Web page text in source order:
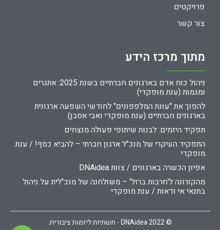
פרויקטים
צור קשר
מתוך מרכז הידע
ניהול כוח אדם בארגונים חברתיים בשנת 2025: אתגרים
ומגמות (ענת מופקדי)
להפוך את "עונת המלפפונים" לחודשי השפעה ארגונית
בארגונים חברתיים (ענת מופקדי ואבי אסבן)
תפקיד היזמים: לבנות שיתופי פעולה מנצחים
התפקיד העיקרי של מנכ"ל ארגון חברתי – להביא כסף! / ענת
מופקדי
אפיון הכשרה בארגונים / צוות DNAidea
מהקורונה ל'חרבות ברזל' – משולחנה של מנכ"לית על ניהול
בתנאי אי ודאות / ענת מופקדי
© 2022 DNAidea - תשתיות ליזמות ציבורית.